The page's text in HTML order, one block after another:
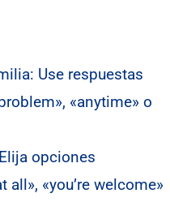
Use respuestas
«anytime» o
opciones
«you’re welcome»